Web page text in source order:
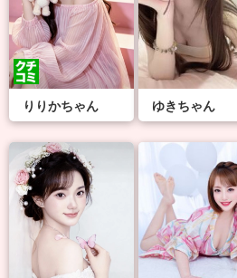
りりかちゃん ゆきちゃん